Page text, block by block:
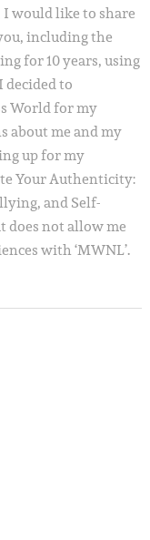
would like to share
including the
for 10 years, using
to
World for my
about me and my
up for my
Your Authenticity:
and Self-
does not allow me
with ‘MWNL’.